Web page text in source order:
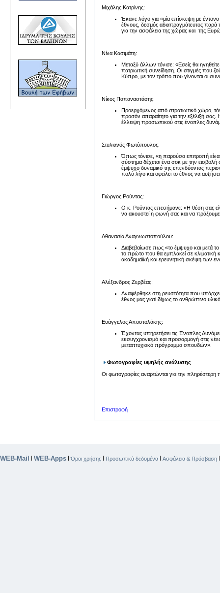
Μιχάλης Κατρίνης:
Έκανε λόγο για «μία επίσκεψη με
έθνους, δεσμός αδιαπραγμάτευτος
για την ασφάλεια της χώρας και της
Νίνα Κασιμάτη:
Μεταξύ άλλων τόνισε: «Εσείς θα ηγηθείτε
πατριωτική συνείδηση. Οι στιγμές που
Κύπρο, με τον τρόπο που γίνονται οι
Νίκος Παπαναστάσης:
Προερχόμενος από στρατιωτικό χώρο,
προσόν απαραίτητο για την εξέλιξή σας.
έλλειψη προσωπικού στις ένοπλες
Στυλιανός Φωτόπουλος:
Όπως τόνισε, «η παρούσα επιτροπή
σύστημα δέχεται ένα σοκ με την
έμψυχο δυναμικό της επενδύοντας
πολύ λίγο και οφείλει το έθνος να
Γιώργος Ρούντας:
Ο κ. Ρούντας επεσήμανε: «Η θέση σας
να ακουστεί η φωνή σας και να πράξουμε
Αθανασία Αναγνωστοπούλου:
Διαβεβαίωσε πως «το έμψυχο και μετά
το πρώτο που θα εμπλακεί σε κλιματική
ακαδημαϊκή και ερευνητική σκέψη των
Αλέξανδρος Ζερβέας:
Αναφέρθηκε στη ρευστότητα που
έθνος μας γιατί δίχως το ανθρώπινο
Ευάγγελος Αποστολάκης:
Έχοντας υπηρετήσει τις Ένοπλες
εκσυγχρονισμό και προσαρμογή στις
μεταπτυχιακό πρόγραμμα σπουδών».
Φωτογραφίες υψηλής ανάλυσης
Οι φωτογραφίες αναρτώνται για την πληρέστερη
Επιστροφή
WEB-Mail WEB-Apps |Όροι χρήσης Προσωπικά δεδομένα Ασφάλεια & Πρόσβαση